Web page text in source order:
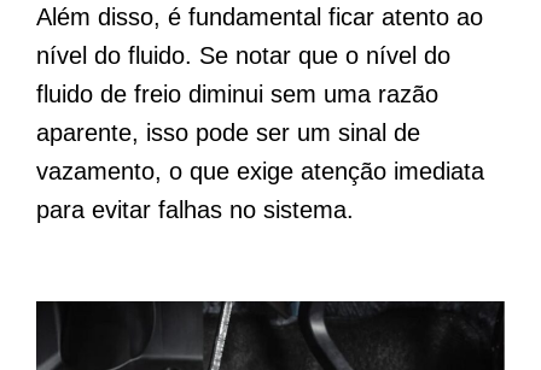
Além disso, é fundamental ficar atento ao
nível do fluido. Se notar que o nível do
fluido de freio diminui sem uma razão
aparente, isso pode ser um sinal de
vazamento, o que exige atenção imediata
para evitar falhas no sistema.